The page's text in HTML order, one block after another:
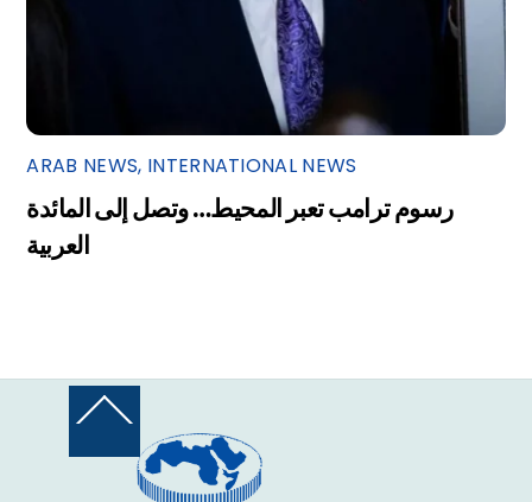
ARAB NEWS, INTERNATIONAL NEWS
رسوم ترامب تعبر المحيط… وتصل إلى المائدة
العربية
Back
Top